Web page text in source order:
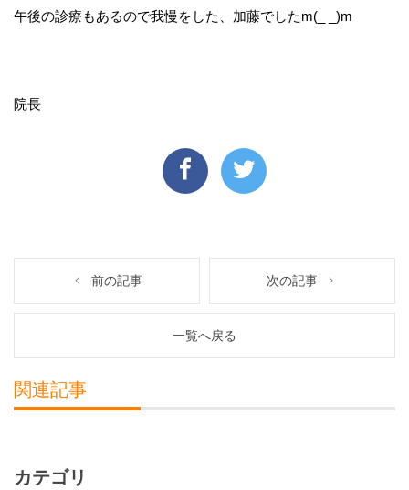
午後の診療もあるので我慢をした、加藤でしたm(_ _)m
院長
前の記事 次の記事
一覧へ戻る
関連記事
カテゴリ